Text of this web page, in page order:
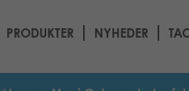
PRODUKTER NYHEDER